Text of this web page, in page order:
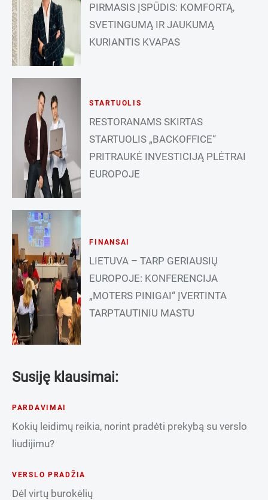
PIRMASIS ĮSPŪDIS: KOMFORTĄ,
SVETINGUMĄ IR JAUKUMĄ
KURIANTIS KVAPAS
STARTUOLIS
RESTORANAMS SKIRTAS
STARTUOLIS „BACKOFFICE“
PRITRAUKĖ INVESTICIJĄ PLĖTRAI
EUROPOJE
FINANSAI
LIETUVA – TARP GERIAUSIŲ
EUROPOJE: KONFERENCIJA
„MOTERS PINIGAI“ ĮVERTINTA
TARPTAUTINIU MASTU
Susiję klausimai:
PARDAVIMAI
Kokių leidimų reikia, norint pradėti prekybą su verslo
liudijimu?
VERSLO PRADŽIA
Dėl virtų burokėlių